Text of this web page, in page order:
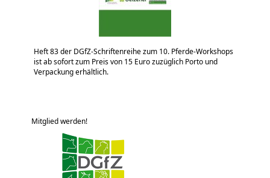
Heft 83 der DGfZ-Schriftenreihe zum 10. Pferde-Workshops
ist ab sofort zum Preis von 15 Euro zuzüglich Porto und
Verpackung erhältlich.
Mitglied werden!